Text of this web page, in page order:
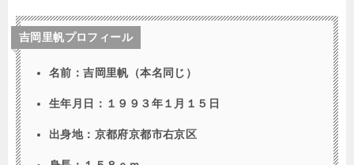
吉岡里帆プロフィール
名前：吉岡里帆（本名同じ）
生年月日：１９９３年１月１５日
出身地：京都府京都市右京区